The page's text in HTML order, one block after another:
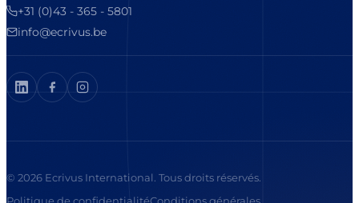
+31 (0)43 - 365 - 5801
info@ecrivus.be
© 2026 Ecrivus International. Tous droits réservés.